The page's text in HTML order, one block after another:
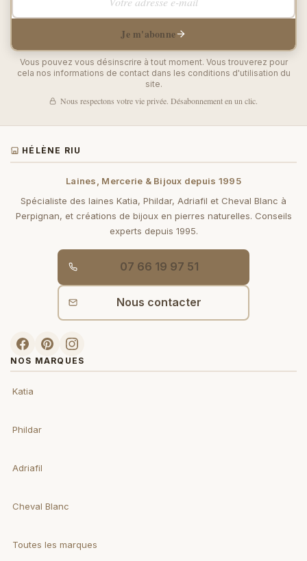
Je m'abonne
Vous pouvez vous désinscrire à tout moment. Vous trouverez pour
cela nos informations de contact dans les conditions d'utilisation du
site.
Nous respectons votre vie privée. Désabonnement en un clic.
HÉLÈNE RIU
Laines, Mercerie & Bijoux depuis 1995
Spécialiste des laines Katia, Phildar, Adriafil et Cheval Blanc à
Perpignan, et créations de bijoux en pierres naturelles. Conseils
experts depuis 1995.
07 66 19 97 51
Nous contacter
NOS MARQUES
Katia
Phildar
Adriafil
Cheval Blanc
Toutes les marques